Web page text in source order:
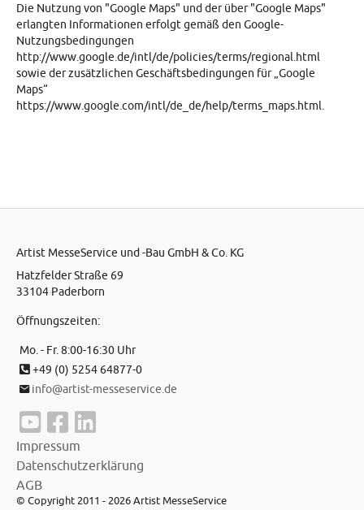
Die Nutzung von "Google Maps" und der über "Google Maps"
erlangten Informationen erfolgt gemäß den Google-
Nutzungsbedingungen
http://www.google.de/intl/de/policies/terms/regional.html
sowie der zusätzlichen Geschäftsbedingungen für „Google
Maps“
https://www.google.com/intl/de_de/help/terms_maps.html.
Artist MesseService und -Bau GmbH & Co. KG
Hatzfelder Straße 69
33104 Paderborn
Öffnungszeiten:
Mo. - Fr. 8:00-16:30 Uhr
+49 (0) 5254 64877-0
info@artist-messeservice.de
Impressum
Datenschutzerklärung
AGB
© Copyright 2011 - 2026 Artist MesseService